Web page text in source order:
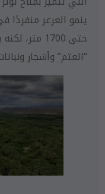
ينمو العرعر منفردًا
حتى 1700
“العتم” وأشجار